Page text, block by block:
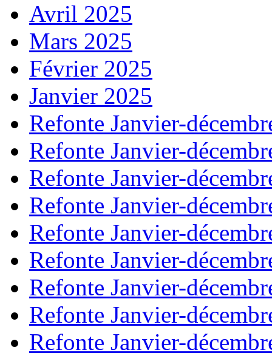
Avril 2025
Mars 2025
Février 2025
Janvier 2025
Refonte Janvier-
Refonte Janvier-
Refonte Janvier-
Refonte Janvier-
Refonte Janvier-
Refonte Janvier-
Refonte Janvier-
Refonte Janvier-
Refonte Janvier-